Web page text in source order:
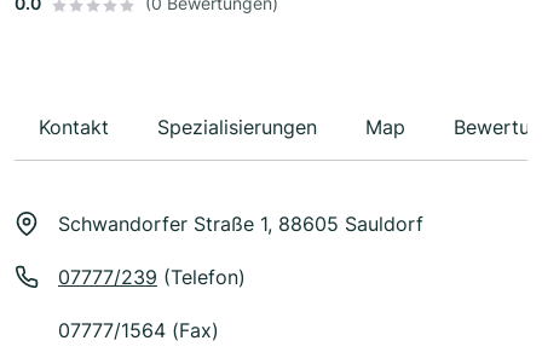
Kontakt Spezialisierungen Map
Schwandorfer Straße 1, 88605 Sauldorf
07777/239 (Telefon)
07777/1564 (Fax)